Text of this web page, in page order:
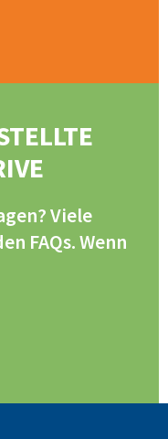
Viele
FAQs. Wenn